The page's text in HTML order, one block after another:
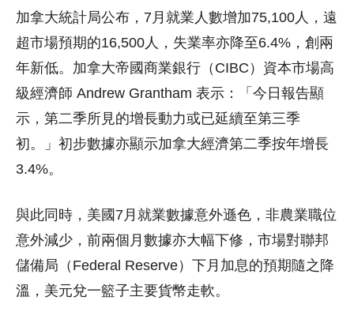
加拿大統計局公布，7月就業人數增加75,100人，遠
超市場預期的16,500人，失業率亦降至6.4%，創兩
年新低。加拿大帝國商業銀行（CIBC）資本市場高
級經濟師 Andrew Grantham 表示：「今日報告顯
示，第二季所見的增長動力或已延續至第三季
初。」初步數據亦顯示加拿大經濟第二季按年增長
3.4%。
與此同時，美國7月就業數據意外遜色，非農業職位
意外減少，前兩個月數據亦大幅下修，市場對聯邦
儲備局（Federal Reserve）下月加息的預期隨之降
溫，美元兌一籃子主要貨幣走軟。